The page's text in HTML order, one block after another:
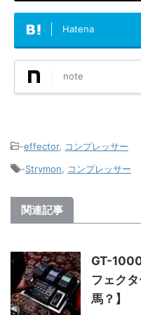
Hatena
note
-effector, コンプレッサー
-Strymon, コンプレッサー
関連記事
GT-
フェク
馬？】